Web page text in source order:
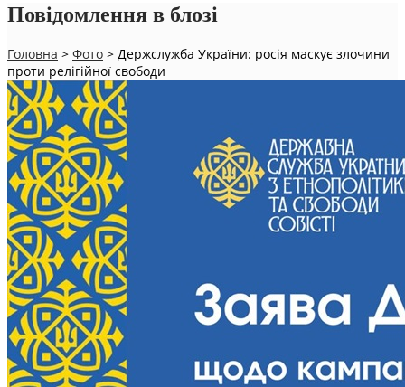
Повідомлення в блозі
Головна > Фото > Держслужба України: росія маскує злочини
проти релігійної свободи